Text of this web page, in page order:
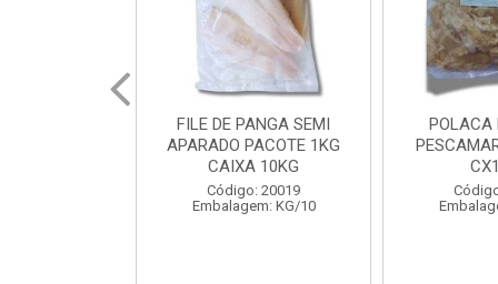
POLACA DESFIADA
PESCAMARES PCT5KG
CX10KG
Código: 20161
Embalagem: KG/10
POLACA